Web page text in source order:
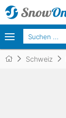
Schweiz